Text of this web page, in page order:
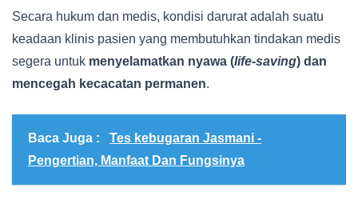
Secara hukum dan medis, kondisi darurat adalah suatu
keadaan klinis pasien yang membutuhkan tindakan medis
segera untuk menyelamatkan nyawa (life-saving) dan
mencegah kecacatan permanen.
Baca Juga :
Tes kebugaran Jasmani -
Pengertian, Manfaat Dan Fungsinya